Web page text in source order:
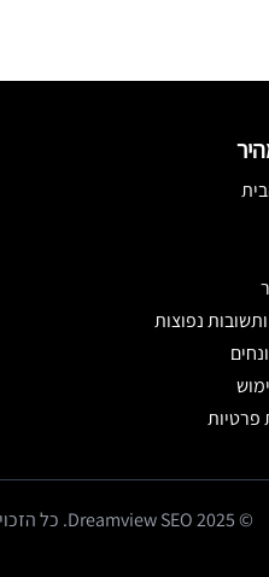
נפוצות
פרטיות
© 2025 Dreamview SEO. כל הזכויות שמורות.